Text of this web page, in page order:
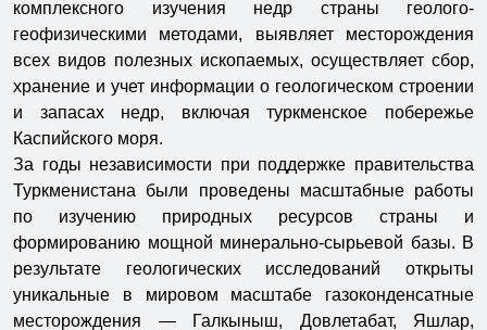
комплексного изучения недр страны геолого-
геофизическими методами, выявляет месторождения
всех видов полезных ископаемых, осуществляет сбор,
хранение и учет информации о геологическом строении
и запасах недр, включая туркменское побережье
Каспийского моря.
За годы независимости при поддержке правительства
Туркменистана были проведены масштабные работы
по изучению природных ресурсов страны и
формированию мощной минерально-сырьевой базы. В
результате геологических исследований открыты
уникальные в мировом масштабе газоконденсатные
месторождения — Галкыныш, Довлетабат, Яшлар,